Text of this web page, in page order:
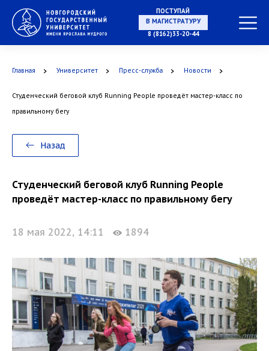
ПОСТУПАЙ
В МАГИСТРАТУРУ
8 (8162)33-20-44
Главная Университет Пресс-служба Новости
Студенческий беговой клуб Running People проведёт мастер-класс по
правильному бегу
Назад
Студенческий беговой клуб Running People
проведёт мастер-класс по правильному бегу
18 мая 2022, 14:11 1894